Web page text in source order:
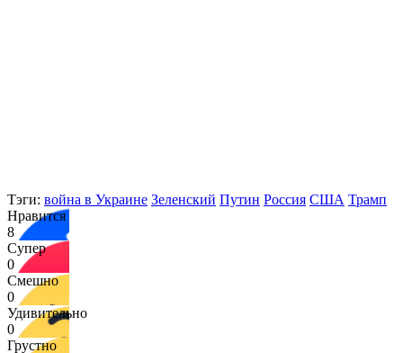
Тэги: война в Украине Зеленский Путин Россия США Трамп
Нравится
8
Супер
0
Смешно
0
Удивительно
0
Грустно